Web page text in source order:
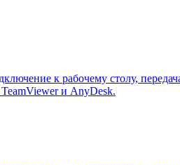
к рабочему столу,
и AnyDesk.